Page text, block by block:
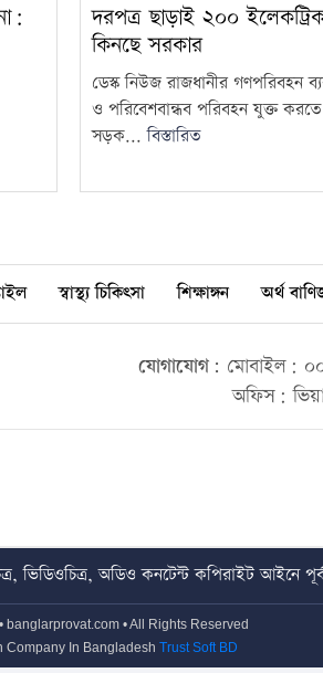
দরপত্র ছাড়াই ২০০
কিনছে সরকার
ডেস্ক নিউজ রাজধানীর গণপরিবহন
ও পরিবেশবান্ধব পরিবহন যুক্ত করতে
সড়ক...বিস্তারিত
স্বাস্থ্য চিকিৎসা শিক্ষাঙ্গন অর্থ
যোগাযোগ: মোবাইল:
অফিস:
ভিডিওচিত্র, অডিও কনটেন্ট কপিরাইট আইনে
banglarprovat.com • All Rights Reserved
Company In Bangladesh Trust Soft BD